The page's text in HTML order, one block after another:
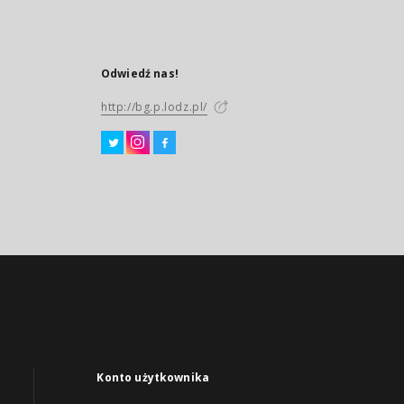
Odwiedź nas!
http://bg.p.lodz.pl/
Konto użytkownika